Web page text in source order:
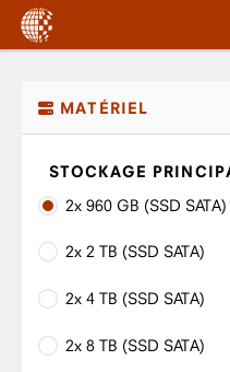
MATÉRIEL
STOCKAGE
2x 960 GB (SSD SATA)
2x 2 TB (SSD SATA)
2x 4 TB (SSD SATA)
2x 8 TB (SSD SATA)